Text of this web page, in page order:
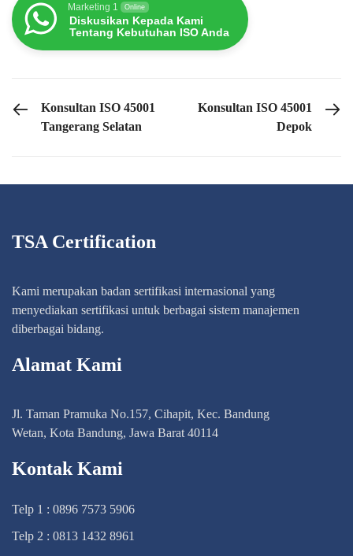
Marketing 1 Online
Diskusikan Kepada Kami
Tentang Kebutuhan ISO Anda
PREVIOUS POST
Konsultan ISO 45001
Tangerang Selatan
NEXT POST
Konsultan ISO 45001
Depok
TSA Certification
Kami merupakan badan sertifikasi internasional yang
menyediakan sertifikasi untuk berbagai sistem manajemen
diberbagai bidang.
Alamat Kami
Jl. Taman Pramuka No.157, Cihapit, Kec. Bandung
Wetan, Kota Bandung, Jawa Barat 40114
Kontak Kami
Telp 1 : 0896 7573 5906
Telp 2 : 0813 1432 8961